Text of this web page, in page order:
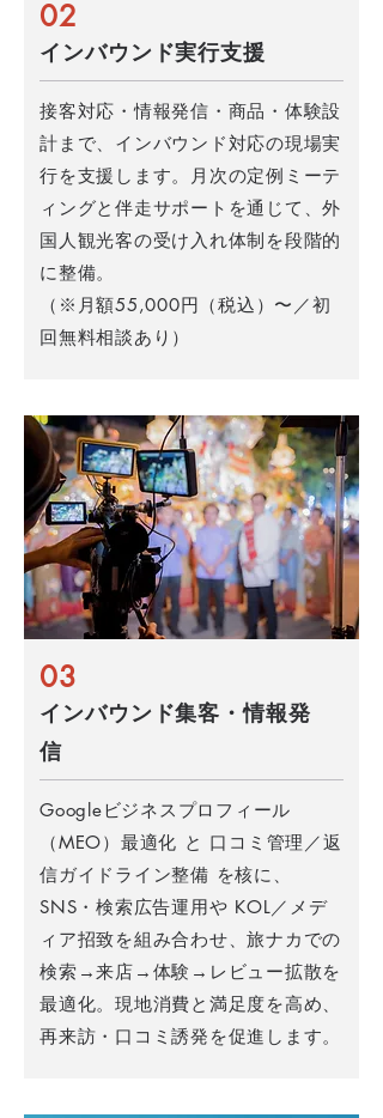
02
インバウンド実行支援
接客対応・情報発信・商品・体験設
計まで、インバウンド対応の現場実
行を支援します。月次の定例ミーテ
ィングと伴走サポートを通じて、外
国人観光客の受け入れ体制を段階的
に整備。
（※月額55,000円（税込）〜／初
回無料相談あり）​
03
インバウンド集客・情報発
信
Googleビジネスプロフィール
（MEO）最適化 と 口コミ管理／返
信ガイドライン整備 を核に、
SNS・検索広告運用や KOL／メデ
ィア招致を組み合わせ、旅ナカでの
検索→来店→体験→レビュー拡散を
最適化。現地消費と満足度を高め、
再来訪・口コミ誘発を促進します。